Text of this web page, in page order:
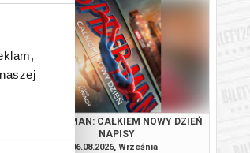
SPIDER-MAN: CAŁKIEM NOWY DZIEŃ
NAPISY
06.08.2026, Września